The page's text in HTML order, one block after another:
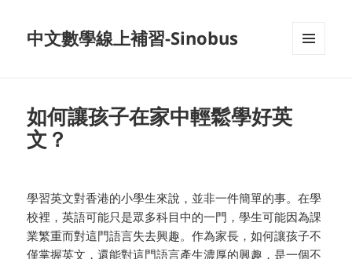
中文數學線上補習-Sinobus
如何讓孩子在家中輕鬆學好英
文？
學習英文對香港的小學生來說，並非一件簡單的事。在學
校裡，英語可能只是眾多科目中的一門，學生可能因為課
業繁重而對這門語言失去興趣。作為家長，如何讓孩子不
僅掌握英文，還能對這門語言產生濃厚的興趣，是一個不